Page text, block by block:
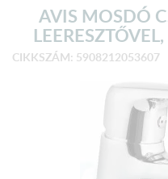
AVIS MOSDÓ
CIKKSZÁM: 5908212053607